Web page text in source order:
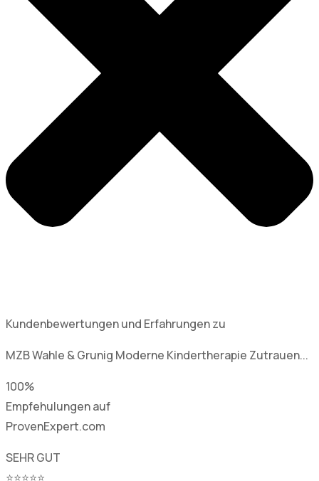
Kundenbewertungen und Erfahrungen zu
MZB Wahle & Grunig Moderne Kindertherapie Zutrauen...
100%
Empfehulungen auf
ProvenExpert.com
SEHR GUT
⭐⭐⭐⭐⭐